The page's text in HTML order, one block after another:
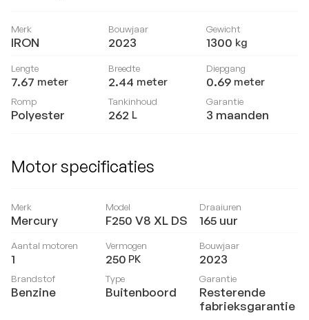
Merk
IRON
Bouwjaar
2023
Gewicht
1300 kg
Lengte
7.67 meter
Breedte
2.44 meter
Diepgang
0.69 meter
Romp
Polyester
Tankinhoud
262 L
Garantie
3 maanden
Motor specificaties
Merk
Mercury
Model
F250 V8 XL DS
Draaiuren
165 uur
Aantal motoren
1
Vermogen
250 PK
Bouwjaar
2023
Brandstof
Benzine
Type
Buitenboord
Garantie
Resterende
fabrieksgarantie